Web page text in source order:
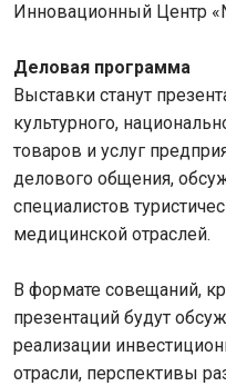
Инновационный Центр
Деловая программа
Выставки станут
культурного,
товаров и услуг
делового общения,
специалистов
медицинской отраслей.
В формате совещаний,
презентаций будут
реализации
отрасли, перспективы